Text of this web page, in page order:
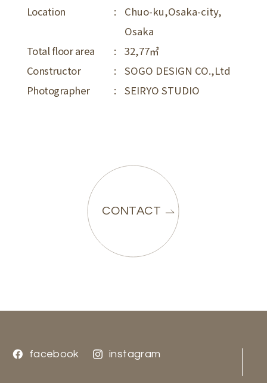
Location
:
Chuo-ku,Osaka-city,
Osaka
Total floor area
:
32,77
Constructor
:
SOGO DESIGN CO.,Ltd
Photographer
: SEIRYO STUDIO
CONTACT
facebook facebook
instagram